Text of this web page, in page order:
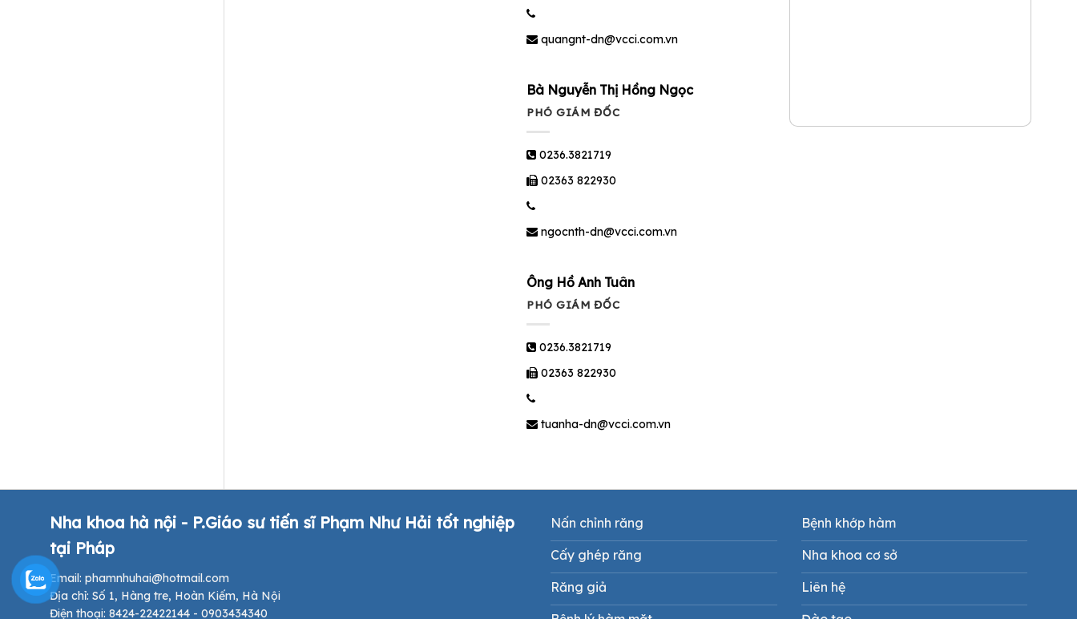
quangnt-dn@vcci.com.vn
Bà Nguyễn Thị Hồng Ngọc
PHÓ GIÁM ĐỐC
0236.3821719
02363 822930
ngocnth-dn@vcci.com.vn
Ông Hồ Anh Tuân
PHÓ GIÁM ĐỐC
0236.3821719
02363 822930
tuanha-dn@vcci.com.vn
Nha khoa hà nội - P.Giáo sư tiến sĩ Phạm Như Hải tốt nghiệp
tại Pháp
Email: phamnhuhai@hotmail.com
Địa chỉ: Số 1, Hàng tre, Hoàn Kiếm, Hà Nội
Điện thoại: 8424-22422144 - 0903434340
Nấn chỉnh răng
Cấy ghép răng
Răng giả
Bệnh khớp hàm
Nha khoa cơ sở
Liên hệ